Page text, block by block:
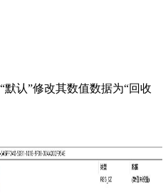
认”修改其数值数据为“回收